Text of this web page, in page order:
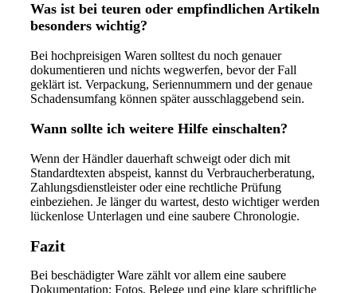
Was ist bei teuren oder empfindlichen Artikeln
besonders wichtig?
Bei hochpreisigen Waren solltest du noch genauer
dokumentieren und nichts wegwerfen, bevor der Fall
geklärt ist. Verpackung, Seriennummern und der genaue
Schadensumfang können später ausschlaggebend sein.
Wann sollte ich weitere Hilfe einschalten?
Wenn der Händler dauerhaft schweigt oder dich mit
Standardtexten abspeist, kannst du Verbraucherberatung,
Zahlungsdienstleister oder eine rechtliche Prüfung
einbeziehen. Je länger du wartest, desto wichtiger werden
lückenlose Unterlagen und eine saubere Chronologie.
Fazit
Bei beschädigter Ware zählt vor allem eine saubere
Dokumentation: Fotos, Belege und eine klare schriftliche